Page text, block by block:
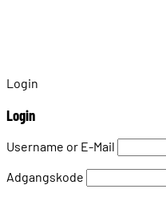
Login
Login
Username or E-Mail
Adgangskode